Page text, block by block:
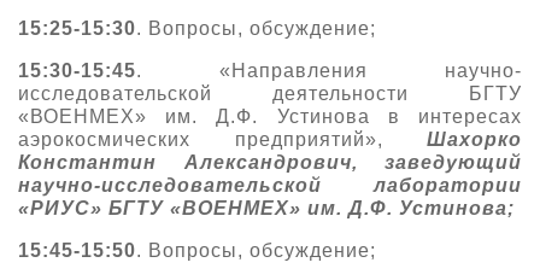
15:25-15:30. Вопросы, обсуждение;
15:30-15:45. «Направления научно-
исследовательской деятельности БГТУ
«ВОЕНМЕХ» им. Д.Ф. Устинова в интересах
аэрокосмических предприятий», Шахорко
Константин Александрович, заведующий
научно-исследовательской лаборатории
«РИУС» БГТУ «ВОЕНМЕХ» им. Д.Ф. Устинова;
15:45-15:50. Вопросы, обсуждение;